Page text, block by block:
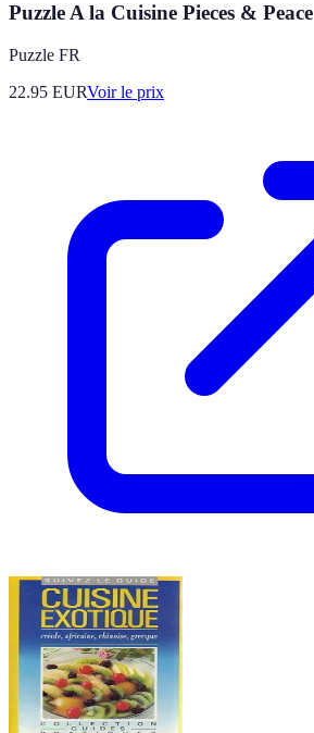
Puzzle A la Cuisine Pieces & Peace
Puzzle FR
22.95 EURVoir le prix